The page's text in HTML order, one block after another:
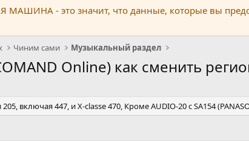
МАШИНА - это значит, что данные, которые вы
Чиним сами Музыкальный раздел
Online) как сменить
включая 447, и X-classe 470, Кроме AUDIO-20 с SA154